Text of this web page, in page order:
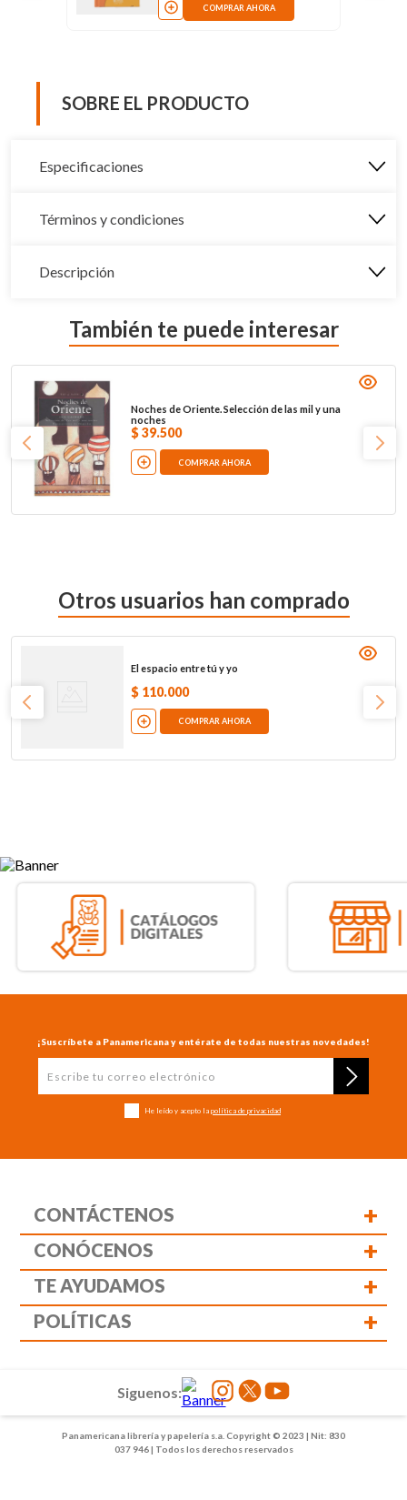
COMPRAR AHORA
SOBRE EL PRODUCTO
Especificaciones
Términos y condiciones
Descripción
También te puede interesar
Noches de Oriente. Selección de las mil y una
noches
$ 39.500
COMPRAR AHORA
Otros usuarios han comprado
El espacio entre tú y yo
$ 110.000
COMPRAR AHORA
¡Suscríbete a Panamericana y entérate de todas nuestras novedades!
He leído y acepto la política de privacidad
CONTÁCTENOS +
CONÓCENOS +
TE AYUDAMOS +
POLÍTICAS +
Panamericana librería y papelería s.a. Copyright © 2023 | Nit: 830
037 946 | Todos los derechos reservados
Siguenos: